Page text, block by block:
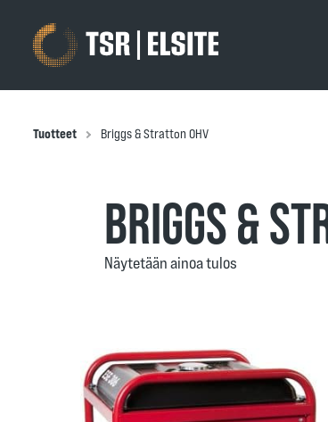
Tuotteet Briggs & Stratton OHV
BRIGGS &
Näytetään ainoa tulos